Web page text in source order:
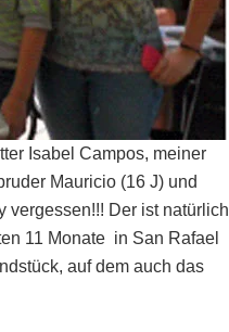
Isabel Campos, meiner
Mauricio (16 J) und
vergessen!!! Der ist natürlich
11 Monate in San Rafael
auf dem auch das